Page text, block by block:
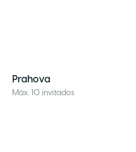
Prahova
Máx. 10 invitados